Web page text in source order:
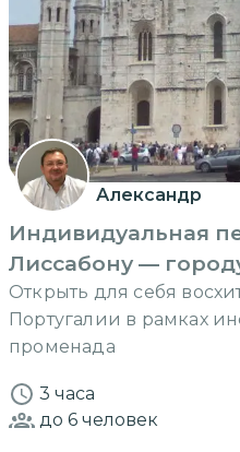
Александр
Индивидуальная
Лиссабону —
Открыть для себя
Португалии в рамках
променада
3 часа
до 6 человек